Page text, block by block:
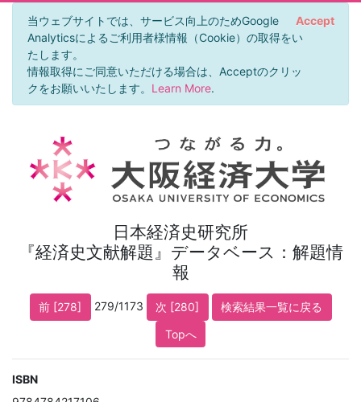
当ウェブサイトでは、サービス向上のためGoogle
Analyticsによるご利用者様情報（Cookie）の取得をい
たします。
情報取得にご同意いただける場合は、Acceptのクリッ
クをお願いいたします。 Learn More.
Accept
日本経済史研究所
『経済史文献解題』データベース：解題情
報
前 [278] 279/1173 次 [280]
検索結果一覧に戻る
Topへ
ISBN